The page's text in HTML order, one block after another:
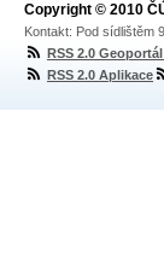
Copyright © 2010
Kontakt: Pod sídlištěm
RSS 2.0
RSS 2.0 Aplikace